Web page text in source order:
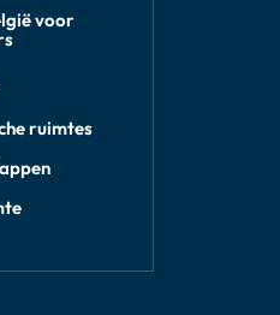
voor
ruimtes